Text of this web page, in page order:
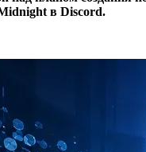
в Discord.